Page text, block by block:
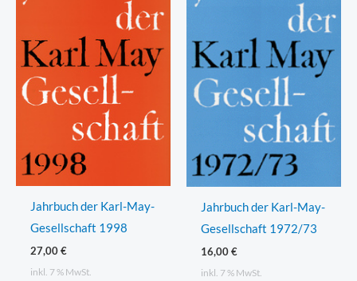
Jahrbuch der Karl-May-
Gesellschaft 1998
27,00€
inkl. 7 % MwSt.
Jahrbuch der Karl-May-
Gesellschaft 1972/73
16,00€
inkl. 7 % MwSt.